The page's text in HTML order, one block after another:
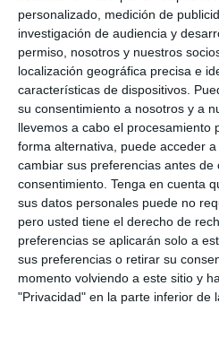
personalizado, medición de
investigación de audiencia y
permiso, nosotros y nuestros
localización geográfica precisa e
características de dispositivos.
su consentimiento a nosotros y a
llevemos a cabo el procesamiento
forma alternativa, puede acceder
cambiar sus preferencias antes de
consentimiento. Tenga en cuenta
sus datos personales puede no
pero usted tiene el derecho de
preferencias se aplicarán solo a
sus preferencias o retirar su
momento volviendo a este sitio y
"Privacidad" en la parte inferior de
son muy variadas, desde
traumatismos,
en lugar de trabajo o
tiempo, como el trabajo en
otras, hasta lesiones por
hipertonía muscular,
Veamos algunos ejemplos
producirse lesiones por
vértebras cervicalesy sus
por su posición y relación
como por su posición en el
Esta relación es consultiva
cervicales NO son el único
lesiones, por eso es